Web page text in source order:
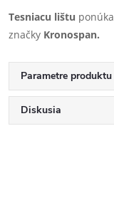
Tesniacu lištu
značky Kronospan.
Parametre produktu
Diskusia